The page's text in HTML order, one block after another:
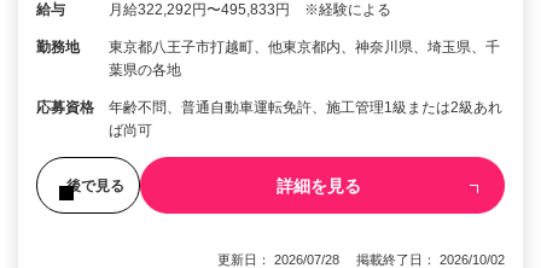
給与 月給322,292円〜495,833円 ※経験による
勤務地
東京都八王子市打越町、他東京都内、神奈川県、埼玉県、千
葉県の各地
応募資格
年齢不問、普通自動車運転免許、施工管理1級または2級あれ
ば尚可
後で見る 詳細を見る
更新日： 2026/07/28 掲載終了日： 2026/10/02